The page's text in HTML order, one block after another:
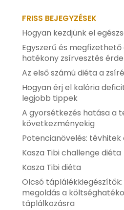
FRISS BEJEGYZÉSEK
Hogyan kezdjünk el
Egyszerű és
hatékony zsírvesztés
Az első számú diéta a
Hogyan érj el kalória
legjobb tippek
A gyorsétkezés hatása a
következményekig
Potencianövelés: tévhitek
Kasza Tibi challenge diéta
Kasza Tibi diéta
Olcsó
megoldás a
táplálkozásra